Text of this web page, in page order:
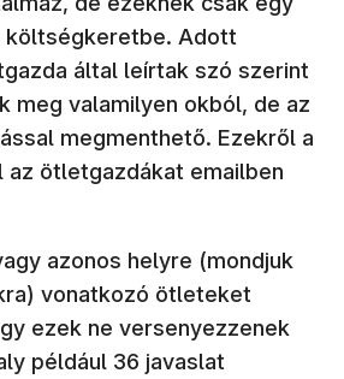
költségkeretbe. Adott
által leírtak szó szerint
meg valamilyen okból, de az
megmenthető. Ezekről a
ötletgazdákat emailben
azonos helyre (mondjuk
vonatkozó ötleteket
ezek ne versenyezzenek
például 36 javaslat